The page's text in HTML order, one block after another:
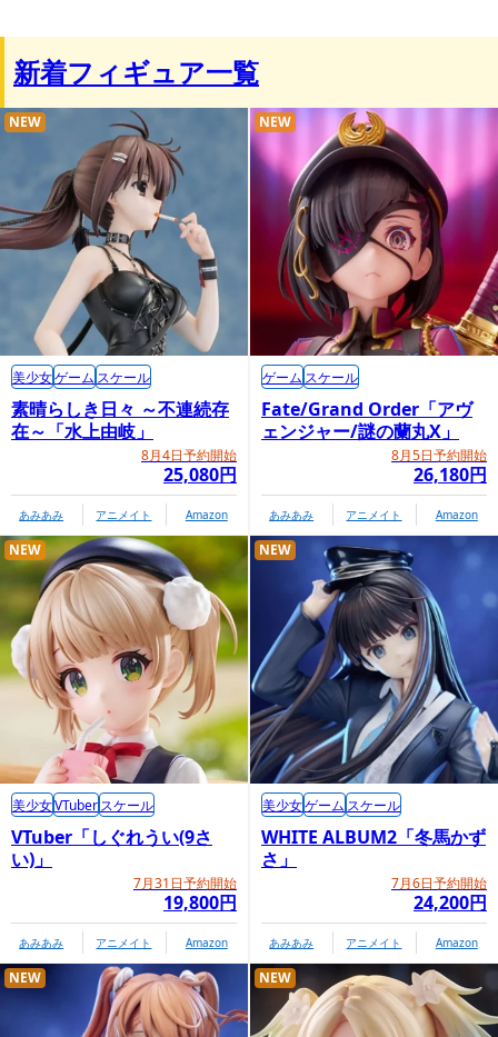
新着フィギュア一覧
素晴らしき日々 ～不連続存
在～「水上由岐」
8月4日予約開始
25,080円
NEW
美少女ゲーム スケール
あみあみ アニメイト Amazon
Fate/Grand Order「アヴ
ェンジャー/謎の蘭丸X」
8月5日予約開始
26,180円
NEW
ゲーム スケール
あみあみ アニメイト Amazon
VTuber「しぐれうい(9さ
い)」
7月31日予約開始
19,800円
NEW
美少女VTuberスケール
あみあみ アニメイト Amazon
WHITE ALBUM2「冬馬かず
さ」
7月6日予約開始
24,200円
NEW
美少女ゲーム スケール
あみあみ アニメイト Amazon
NEW NEW